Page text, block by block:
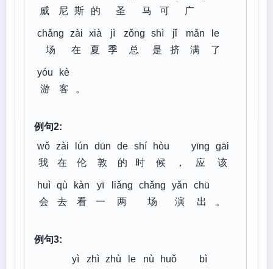
威
尼 斯
的
圣
马
可
广
chǎng
场
zài
在
xià
夏
jì
季
zǒng
总
shì
是
jǐ
挤
mǎn
满
le
了
yóu
游
kè
客
。
例句2:
wǒ
我
zài
在
lún
伦
dūn
敦
de
的
shí
时
hòu
候
，
yīng
应
gāi
该
huì
会
qù
去
kàn
看
yī
一
liǎng
两
chǎng
场
yǎn
演
chū
出
。
例句3:
yì
zhì zhù
le
nù
huǒ
bì